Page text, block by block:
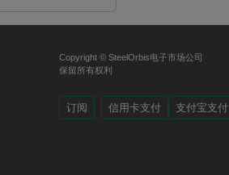
Copyright © SteelOrbis电子市场公司
保留所有权利
订阅 信用卡支付 支付宝支付